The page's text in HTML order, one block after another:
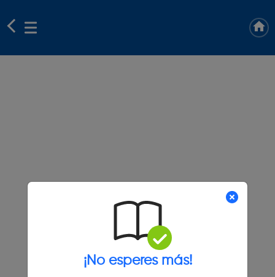
¡No esperes más!